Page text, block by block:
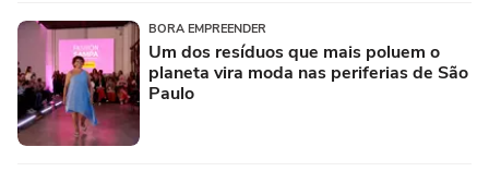
BORA EMPREENDER
Um dos resíduos que mais poluem o
planeta vira moda nas periferias de São
Paulo